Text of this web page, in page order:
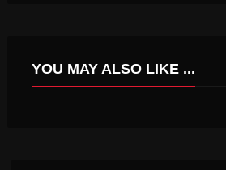
YOU MAY ALSO LIKE ...